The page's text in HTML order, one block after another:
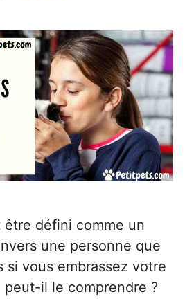
être défini comme un
une personne que
si vous embrassez votre
peut-il le comprendre ?